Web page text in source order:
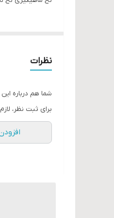
نظرات
شما هم درباره
برای ثبت نظر،